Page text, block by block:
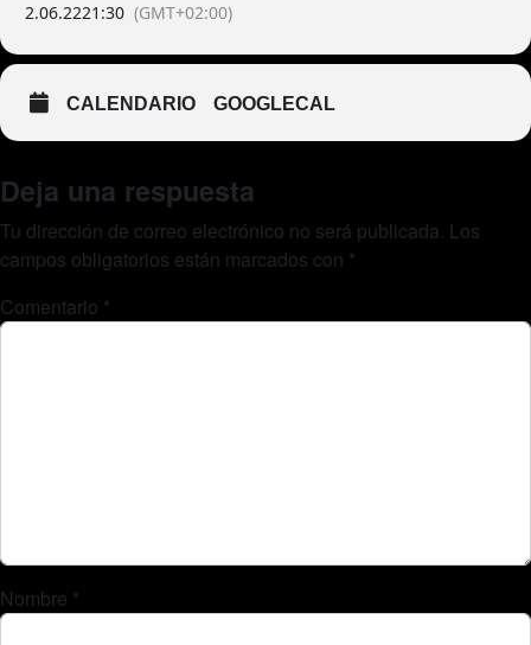
2.06.2221:30 (GMT+02:00)
CALENDARIO GOOGLECAL
Deja una respuesta
Tu dirección de correo electrónico no será publicada. Los
campos obligatorios están marcados con *
Comentario *
Nombre *